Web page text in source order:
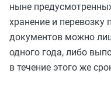
ныне
хранение и
документов можно
одного года, либо
в течение этого же